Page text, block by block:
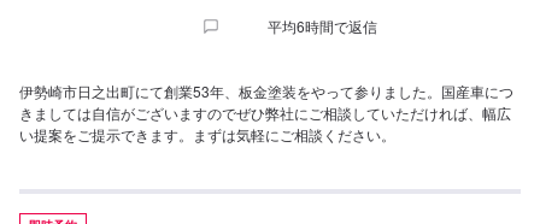
平均6時間で返信
伊勢崎市日之出町にて創業53年、板金塗装をやって参りました。国産車につ
きましては自信がございますのでぜひ弊社にご相談していただければ、幅広
い提案をご提示できます。まずは気軽にご相談ください。